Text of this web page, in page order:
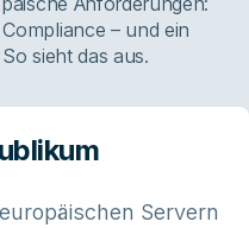
– und ein
sieht das aus.
Servern